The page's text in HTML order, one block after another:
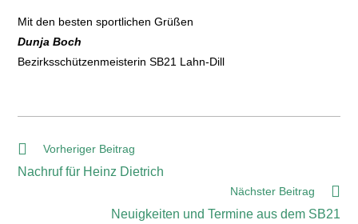
Mit den besten sportlichen Grüßen
Dunja Boch
Bezirksschützenmeisterin SB21 Lahn-Dill
Vorheriger Beitrag
Nachruf für Heinz Dietrich
Nächster Beitrag
Neuigkeiten und Termine aus dem SB21